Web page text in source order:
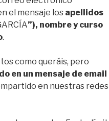
el mensaje los apellidos
”), nombre y curso
.
como queráis, pero
en un mensaje de email
en nuestras redes